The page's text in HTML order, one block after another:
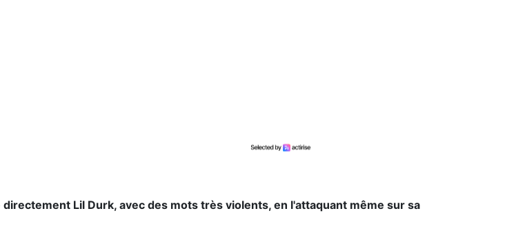
Lil Durk, avec des mots très violents, en l'attaquant même sur sa